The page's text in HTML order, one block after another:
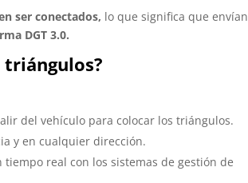
ser conectados, lo que significa que envían
DGT 3.0.
triángulos?
del vehículo para colocar los triángulos.
y en cualquier dirección.
real con los sistemas de gestión de